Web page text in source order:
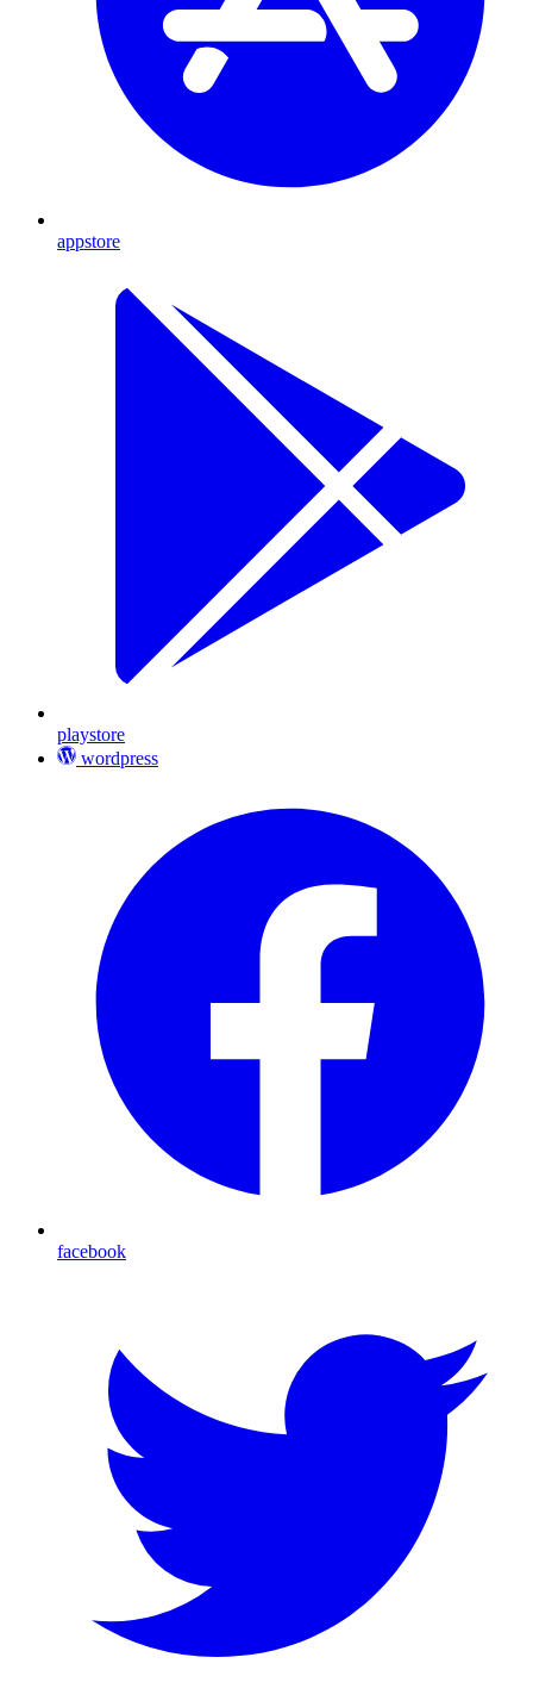
appstore
playstore
wordpress
facebook